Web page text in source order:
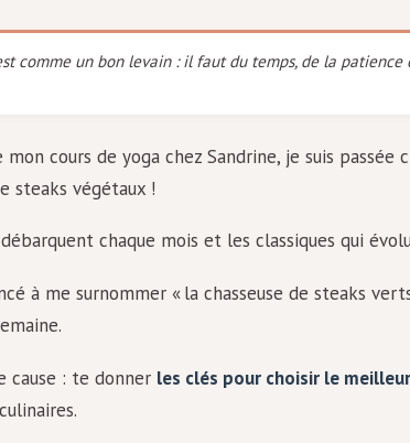
comme un bon levain : il faut du temps, de la
mon cours de yoga chez Sandrine, je suis passée
steaks végétaux !
chaque mois et les classiques qui
à me surnommer « la chasseuse de steaks
cause : te donner les clés pour choisir le